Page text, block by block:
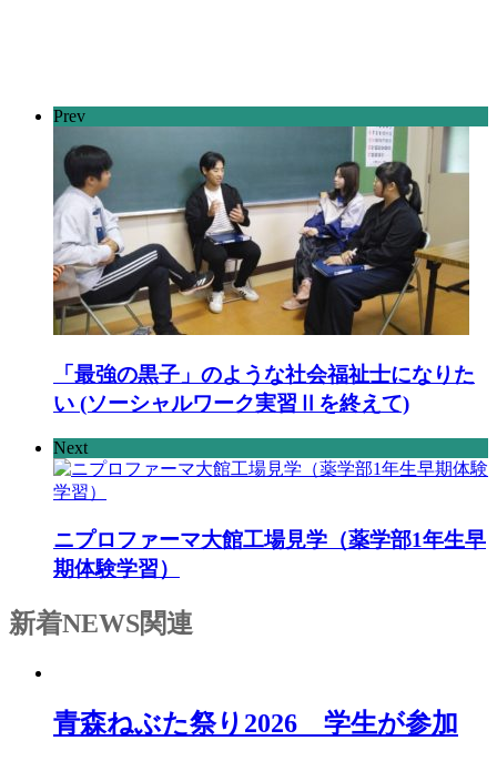
Prev
「最強の黒子」のような社会福祉士になりた
い (ソーシャルワーク実習Ⅱを終えて)
Next
ニプロファーマ大館工場見学（薬学部1年生早
期体験学習）
新着NEWS関連
青森ねぶた祭り2026 学生が参加